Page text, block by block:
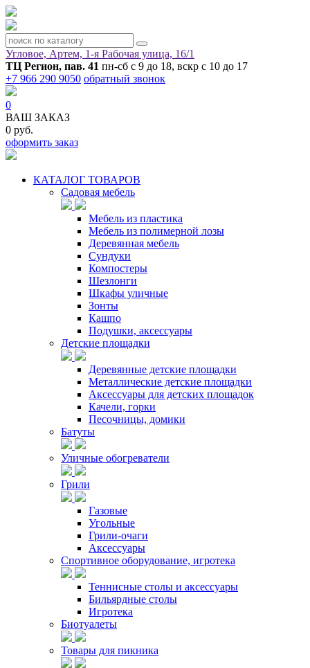
Угловое, Артем, ​1-я Рабочая улица, 16/1
ТЦ Регион, пав. 41 пн-сб с 9 до 18, вскр с 10 до 17
+7 966 290 9050 обратный звонок
0
ВАШ ЗАКАЗ
0 руб.
оформить заказ
КАТАЛОГ ТОВАРОВ
Садовая мебель
Мебель из пластика
Мебель из полимерной лозы
Деревянная мебель
Сундуки
Компостеры
Шезлонги
Шкафы уличные
Зонты
Кашпо
Подушки, аксессуары
Детские площадки
Деревянные детские площадки
Металлические детские площадки
Аксессуары для детских площадок
Качели, горки
Песочницы, домики
Батуты
Уличные обогреватели
Грили
Газовые
Угольные
Грили-очаги
Аксессуары
Спортивное оборудование, игротека
Теннисные столы и аксессуары
Бильярдные столы
Игротека
Биотуалеты
Товары для пикника